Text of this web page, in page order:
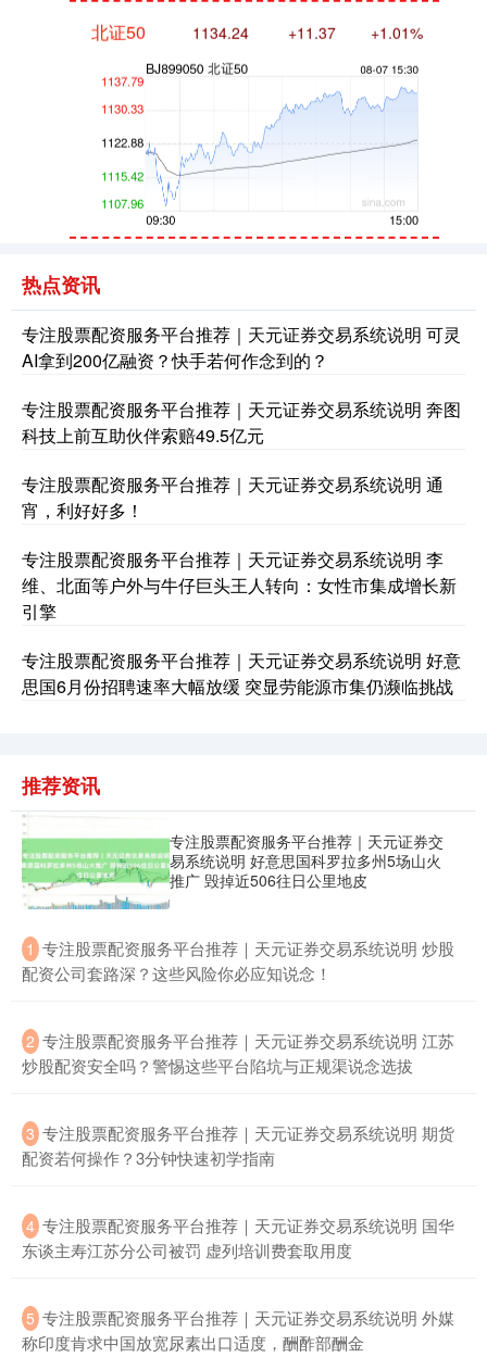
基金指数 7242.10 +12.30 +0.17%
期指IC0 7877.80 +164.40 +2.13%
热点资讯
专注股票配资服务平台推荐｜天元证券交易系统说明 可灵
AI拿到200亿融资？快手若何作念到的？
专注股票配资服务平台推荐｜天元证券交易系统说明 奔图
科技上前互助伙伴索赔49.5亿元
专注股票配资服务平台推荐｜天元证券交易系统说明 通
宵，利好好多！
专注股票配资服务平台推荐｜天元证券交易系统说明 李
维、北面等户外与牛仔巨头王人转向：女性市集成增长新
引擎
专注股票配资服务平台推荐｜天元证券交易系统说明 好意
思国6月份招聘速率大幅放缓 突显劳能源市集仍濒临挑战
推荐资讯
专注股票配资服务平台推荐｜天元证券交
易系统说明 好意思国科罗拉多州5场山火
推广 毁掉近506往日公里地皮
1 ​专注股票配资服务平台推荐｜天元证券交易系统说明 炒股
配资公司套路深？这些风险你必应知说念！
2 ​专注股票配资服务平台推荐｜天元证券交易系统说明 江苏
炒股配资安全吗？警惕这些平台陷坑与正规渠说念选拔
3 ​专注股票配资服务平台推荐｜天元证券交易系统说明 期货
配资若何操作？3分钟快速初学指南
4 ​专注股票配资服务平台推荐｜天元证券交易系统说明 国华
东谈主寿江苏分公司被罚 虚列培训费套取用度
5 ​专注股票配资服务平台推荐｜天元证券交易系统说明 外媒
称印度肯求中国放宽尿素出口适度，酬酢部酬金